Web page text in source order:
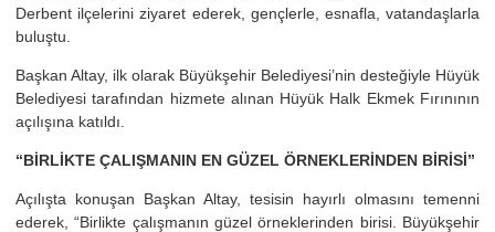
Derbent ilçelerini ziyaret ederek, gençlerle, esnafla, vatandaşlarla
buluştu.
Başkan Altay, ilk olarak Büyükşehir Belediyesi’nin desteğiyle Hüyük
Belediyesi tarafından hizmete alınan Hüyük Halk Ekmek Fırınının
açılışına katıldı.
“BİRLİKTE ÇALIŞMANIN EN GÜZEL ÖRNEKLERİNDEN BİRİSİ”
Açılışta konuşan Başkan Altay, tesisin hayırlı olmasını temenni
ederek, “Birlikte çalışmanın güzel örneklerinden birisi. Büyükşehir